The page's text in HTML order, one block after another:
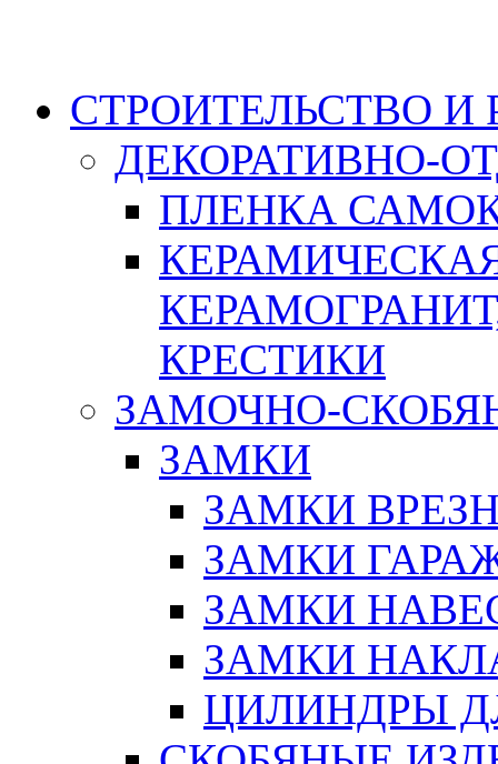
СТРОИТЕЛЬСТВО И
ДЕКОРАТИВНО-
ПЛЕНКА
КРЕСТИКИ
ЗАМОЧНО-
ЗАМКИ
ЗАМКИ
ЗАМКИ
ЗАМКИ
ЗАМКИ
ЦИЛИНДРЫ